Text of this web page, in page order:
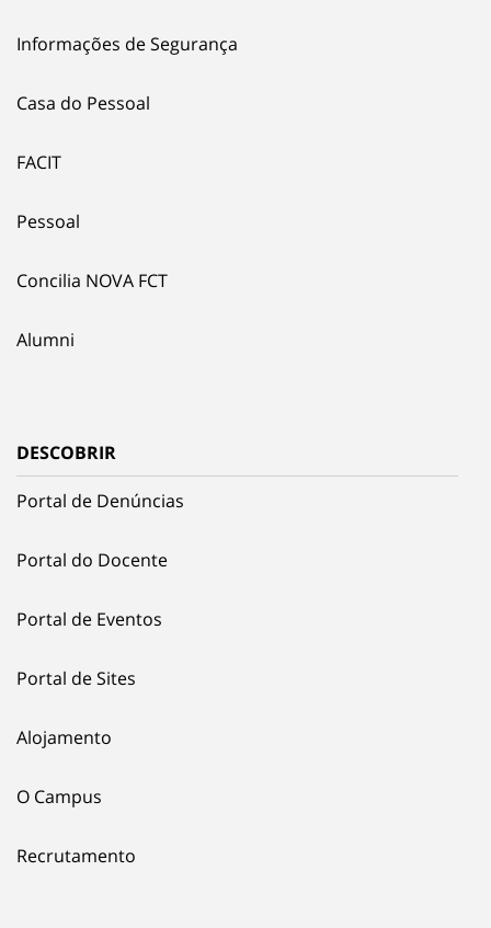
Informações de Segurança
Casa do Pessoal
FACIT
Pessoal
Concilia NOVA FCT
Alumni
DESCOBRIR
Portal de Denúncias
Portal do Docente
Portal de Eventos
Portal de Sites
Alojamento
O Campus
Recrutamento